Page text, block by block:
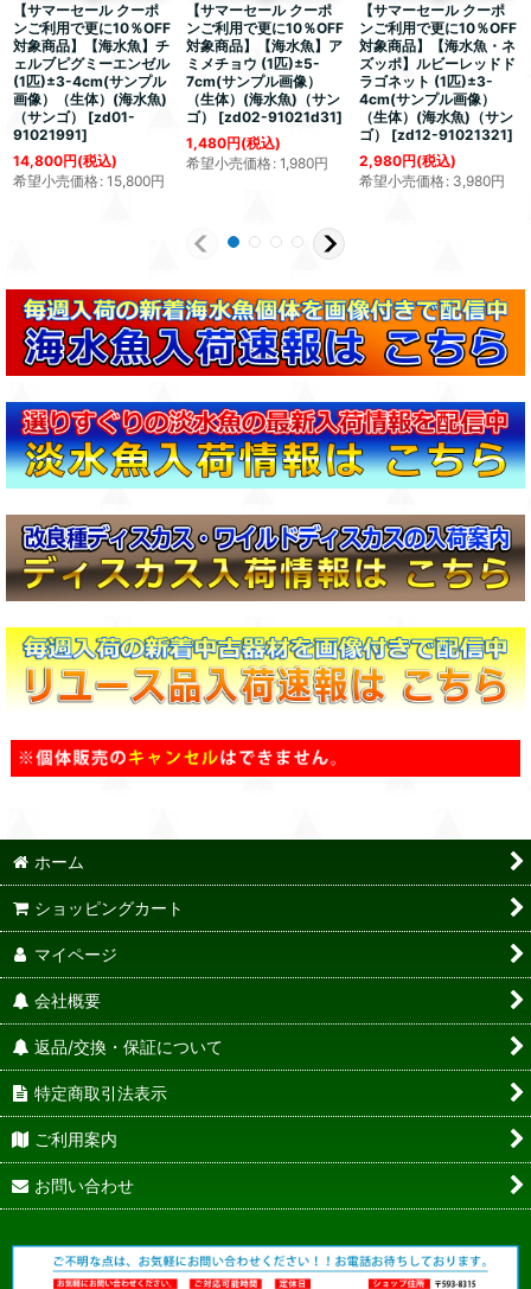
【サマーセール クーポ
ンご利用で更に10％OFF
対象商品】【海水魚】チ
ェルブピグミーエンゼル
(1匹)±3-4cm(サンプル
画像）（生体）(海水魚)
（サンゴ）
[zd01-
91021991]
14,800円(税込)
希望小売価格: 15,800円
【サマーセール クーポ
ンご利用で更に10％OFF
対象商品】【海水魚】ア
ミメチョウ (1匹)±5-
7cm(サンプル画像）
（生体）(海水魚)（サン
ゴ）
[zd02-91021d31]
1,480円(税込)
希望小売価格: 1,980円
【サマーセール クーポ
ンご利用で更に10％OFF
対象商品】【海水魚・ネ
ズッポ】ルビーレッドド
ラゴネット (1匹)±3-
4cm(サンプル画像）
（生体）(海水魚)（サン
ゴ）
[zd12-91021321]
2,980円(税込)
希望小売価格: 3,980円
ホーム
ショッピングカート
マイページ
会社概要
返品/交換・保証について
特定商取引法表示
ご利用案内
お問い合わせ